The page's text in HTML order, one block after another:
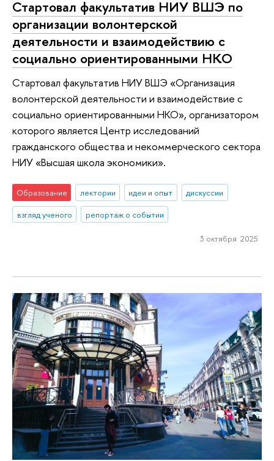
Стартовал факультатив НИУ ВШЭ по
организации волонтерской
деятельности и взаимодействию с
социально ориентированными НКО
Стартовал факультатив НИУ ВШЭ «Организация
волонтерской деятельности и взаимодействие с
социально ориентированными НКО», организатором
которого является Центр исследований
гражданского общества и некоммерческого сектора
НИУ «Высшая школа экономики».
Образование лектории идеи и опыт
дискуссии
взгляд ученого
репортаж о событии
3 октября 2025